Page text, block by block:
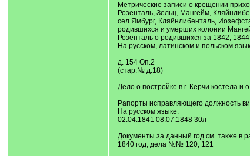
Метрические записи о крещении
Розенталь, Зельц, Мангейм,
сел Ямбург, Кляйнлибенталь,
родившихся и умерших колонии
Розенталь о родившихся за 1842,
На русском, латинском и польском
д. 154 Оп.2
(стар.№ д.18)
Дело о постройке в г. Керчи костела
Рапорты исправляющего должность
На русском языке.
02.04.1841 08.07.1848 30л
Документы за данный год см. также в
1840 год, дела №№ 120, 121